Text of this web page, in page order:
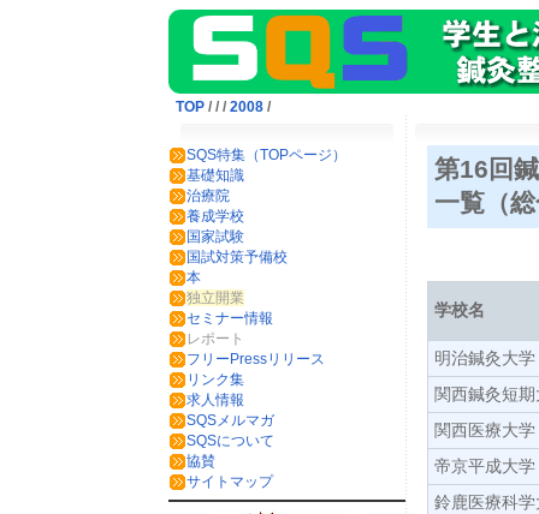
TOP / / / 2008 /
SQS特集（TOPページ）
基礎知識
治療院
養成学校
国家試験
国試対策予備校
本
独立開業
セミナー情報
レポート
フリーPressリリース
リンク集
求人情報
SQSメルマガ
SQSについて
協賛
サイトマップ
第16回
一覧（
学校名
明治鍼灸大学
関西鍼灸短期
関西医療大学
帝京平成大学
鈴鹿医療科学